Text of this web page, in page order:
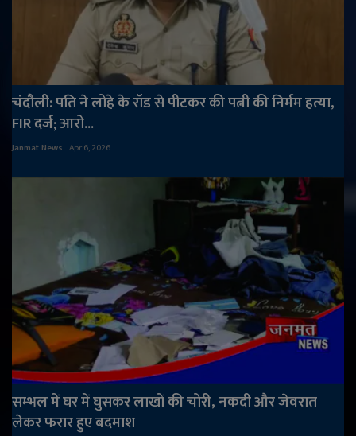
चंदौली: पति ने लोहे के रॉड से पीटकर की पत्नी की निर्मम हत्या,
FIR दर्ज; आरो...
Janmat News Apr 6, 2026
सम्भल में घर में घुसकर लाखों की चोरी, नकदी और जेवरात
लेकर फरार हुए बदमाश